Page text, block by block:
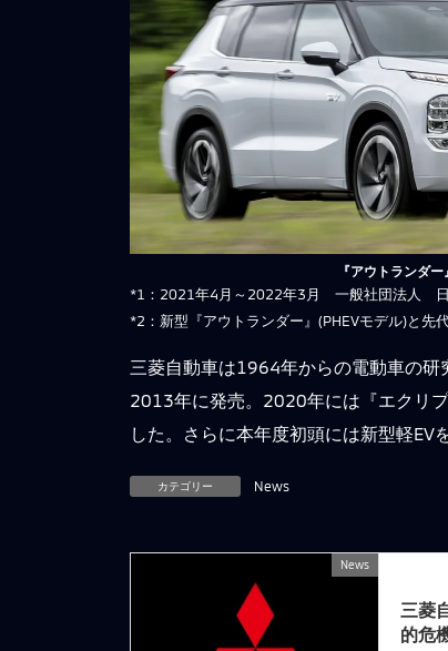
『アウトランダ
*1：2021年4月～2022年3月 一般社団法人
*2：新型『アウトランダー』(PHEVモデル)と先
三菱自動車は1964年からの電動車の研
2013年に発売。2020年には『エクリ
した。さらに本年度初頭には新型軽
カテゴリー News
News
三菱
的危